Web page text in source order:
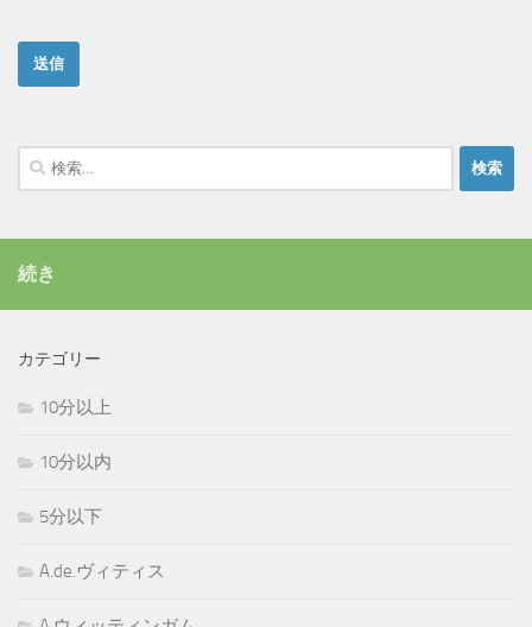
検
索:
続き
カテゴリー
10分以上
10分以内
5分以下
A.de.ヴィティス